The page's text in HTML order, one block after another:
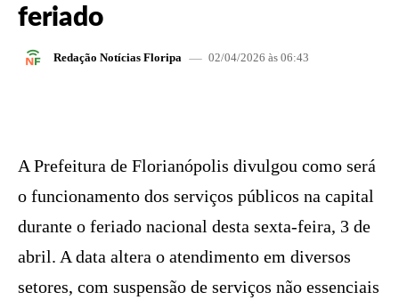
feriado
Redação Notícias Floripa 02/04/2026 às 06:43
A Prefeitura de Florianópolis divulgou como será
o funcionamento dos serviços públicos na capital
durante o feriado nacional desta sexta-feira, 3 de
abril. A data altera o atendimento em diversos
setores, com suspensão de serviços não essenciais